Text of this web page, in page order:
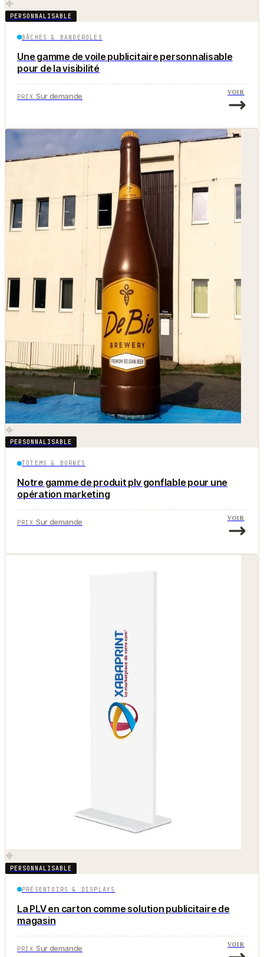
PERSONNALISABLE
BÂCHES & BANDEROLES
Une gamme de voile publicitaire personnalisable
pour de la visibilité
PRIX Sur demande VOIR
PERSONNALISABLE
TOTEMS & BORNES
Notre gamme de produit plv gonflable pour une
opération marketing
PRIX Sur demande VOIR
PERSONNALISABLE
PRÉSENTOIRS & DISPLAYS
La PLV en carton comme solution publicitaire de
magasin
PRIX Sur demande VOIR